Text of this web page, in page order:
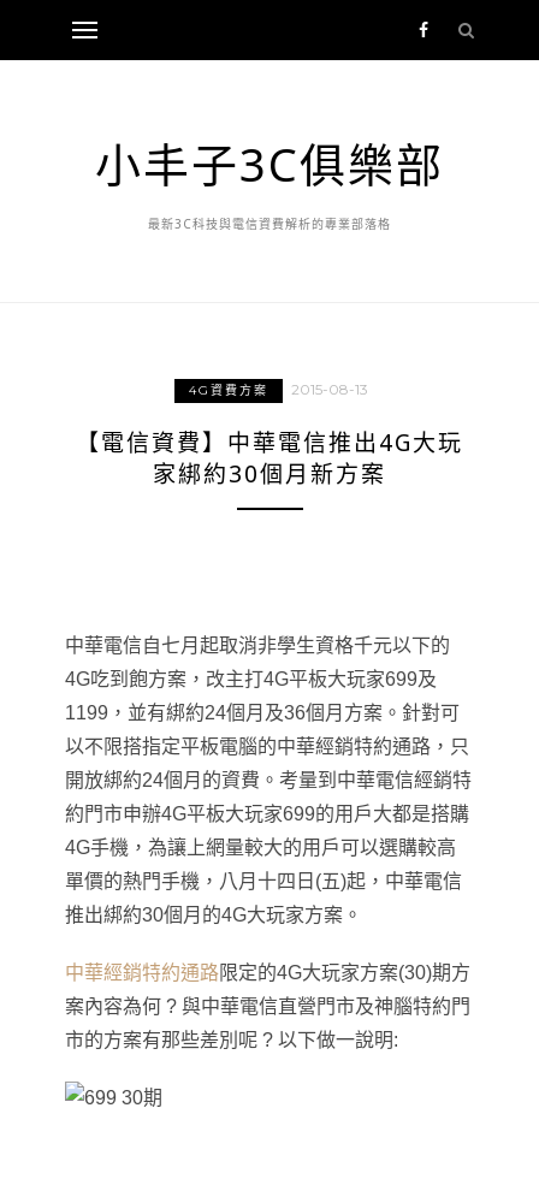
小丰子3C俱樂部
最新3C科技與電信資費解析的專業部落格
4G資費方案 2015-08-13
【電信資費】中華電信推出4G大玩
家綁約30個月新方案
中華電信自七月起取消非學生資格千元以下的
4G吃到飽方案，改主打4G平板大玩家699及
1199，並有綁約24個月及36個月方案。針對可
以不限搭指定平板電腦的中華經銷特約通路，只
開放綁約24個月的資費。考量到中華電信經銷特
約門市申辦4G平板大玩家699的用戶大都是搭購
4G手機，為讓上網量較大的用戶可以選購較高
單價的熱門手機，八月十四日(五)起，中華電信
推出綁約30個月的4G大玩家方案。
中華經銷特約通路限定的4G大玩家方案(30)期方
案內容為何 ? 與中華電信直營門市及神腦特約門
市的方案有那些差別呢 ? 以下做一說明: